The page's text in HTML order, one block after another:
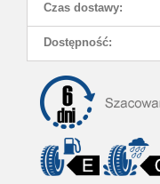
Czas dostawy:
Dostępność: